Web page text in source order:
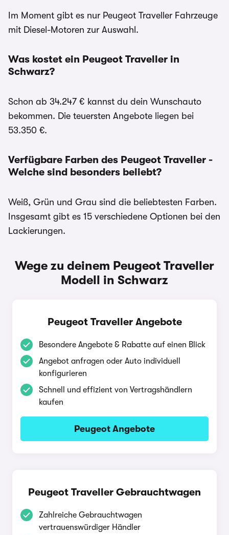
Im Moment gibt es nur Peugeot Traveller Fahrzeuge
mit Diesel-Motoren zur Auswahl.
Was kostet ein Peugeot Traveller in
Schwarz?
Schon ab 34.247 € kannst du dein Wunschauto
bekommen. Die teuersten Angebote liegen bei
53.350 €.
Verfügbare Farben des Peugeot Traveller -
Welche sind besonders beliebt?
Weiß, Grün und Grau sind die beliebtesten Farben.
Insgesamt gibt es 15 verschiedene Optionen bei den
Lackierungen.
Wege zu deinem Peugeot Traveller
Modell in Schwarz
Peugeot Traveller Angebote
Besondere Angebote & Rabatte auf einen Blick
Angebot anfragen oder Auto individuell
konfigurieren
Schnell und effizient von Vertragshändlern
kaufen
Peugeot Angebote
Peugeot Traveller Gebrauchtwagen
Zahlreiche Gebrauchtwagen
vertrauenswürdiger Händler